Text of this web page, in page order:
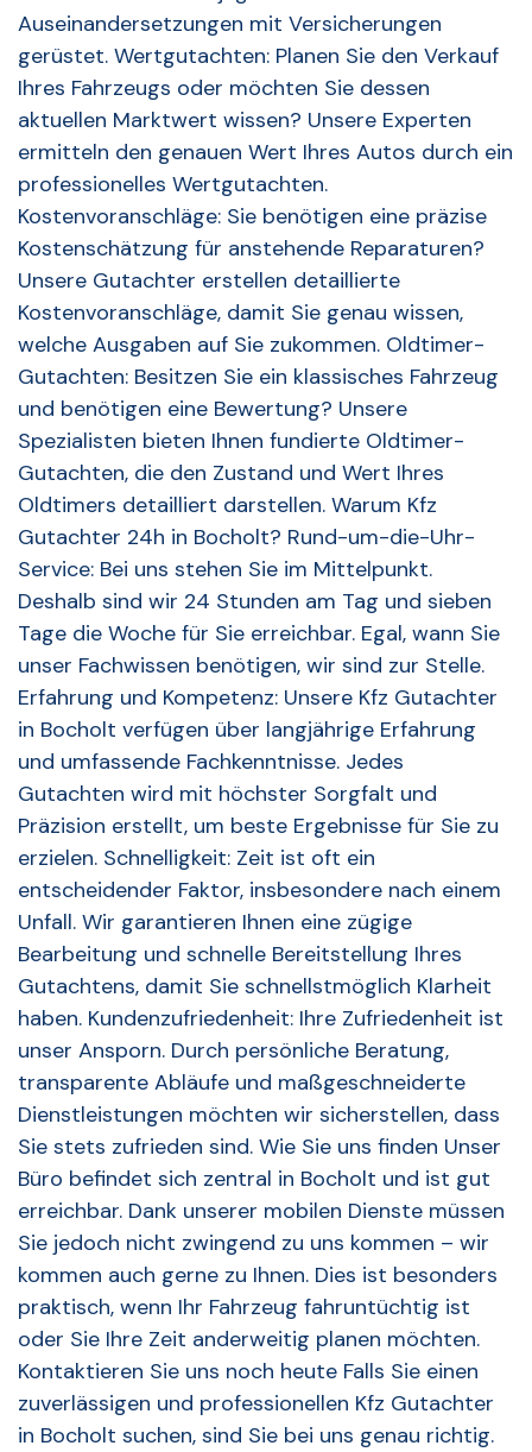
Auseinandersetzungen mit Versicherungen
gerüstet. Wertgutachten: Planen Sie den Verkauf
Ihres Fahrzeugs oder möchten Sie dessen
aktuellen Marktwert wissen? Unsere Experten
ermitteln den genauen Wert Ihres Autos durch ein
professionelles Wertgutachten.
Kostenvoranschläge: Sie benötigen eine präzise
Kostenschätzung für anstehende Reparaturen?
Unsere Gutachter erstellen detaillierte
Kostenvoranschläge, damit Sie genau wissen,
welche Ausgaben auf Sie zukommen. Oldtimer-
Gutachten: Besitzen Sie ein klassisches Fahrzeug
und benötigen eine Bewertung? Unsere
Spezialisten bieten Ihnen fundierte Oldtimer-
Gutachten, die den Zustand und Wert Ihres
Oldtimers detailliert darstellen. Warum Kfz
Gutachter 24h in Bocholt? Rund-um-die-Uhr-
Service: Bei uns stehen Sie im Mittelpunkt.
Deshalb sind wir 24 Stunden am Tag und sieben
Tage die Woche für Sie erreichbar. Egal, wann Sie
unser Fachwissen benötigen, wir sind zur Stelle.
Erfahrung und Kompetenz: Unsere Kfz Gutachter
in Bocholt verfügen über langjährige Erfahrung
und umfassende Fachkenntnisse. Jedes
Gutachten wird mit höchster Sorgfalt und
Präzision erstellt, um beste Ergebnisse für Sie zu
erzielen. Schnelligkeit: Zeit ist oft ein
entscheidender Faktor, insbesondere nach einem
Unfall. Wir garantieren Ihnen eine zügige
Bearbeitung und schnelle Bereitstellung Ihres
Gutachtens, damit Sie schnellstmöglich Klarheit
haben. Kundenzufriedenheit: Ihre Zufriedenheit ist
unser Ansporn. Durch persönliche Beratung,
transparente Abläufe und maßgeschneiderte
Dienstleistungen möchten wir sicherstellen, dass
Sie stets zufrieden sind. Wie Sie uns finden Unser
Büro befindet sich zentral in Bocholt und ist gut
erreichbar. Dank unserer mobilen Dienste müssen
Sie jedoch nicht zwingend zu uns kommen – wir
kommen auch gerne zu Ihnen. Dies ist besonders
praktisch, wenn Ihr Fahrzeug fahruntüchtig ist
oder Sie Ihre Zeit anderweitig planen möchten.
Kontaktieren Sie uns noch heute Falls Sie einen
zuverlässigen und professionellen Kfz Gutachter
in Bocholt suchen, sind Sie bei uns genau richtig.